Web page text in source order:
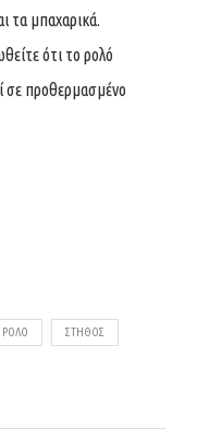
τα μπαχαρικά.
ότι το ρολό
σε προθερμασμένο
ΡΟΛΌ ΣΤΉΘΟΣ